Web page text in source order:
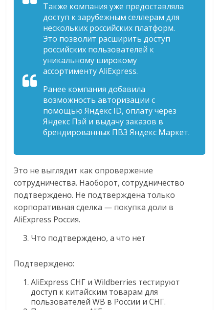
Также компания уже предоставляла
доступ к зарубежным селлерам для
нескольких российских платформ.
Это позволит расширить доступ
российских пользователей к
уникальному широкому
ассортименту AliExpress.
Ранее компания добавила
возможность авторизации с
помощью Яндекс ID, оплату через
Яндекс Пэй и выдачу заказов в
брендированных ПВЗ Яндекс Маркет.
Это не выглядит как опровержение
сотрудничества. Наоборот, сотрудничество
подтверждено. Не подтверждена только
корпоративная сделка — покупка доли в
AliExpress Россия.
Что подтверждено, а что нет
Подтверждено:
AliExpress СНГ и Wildberries тестируют
доступ к китайским товарам для
пользователей WB в России и СНГ.